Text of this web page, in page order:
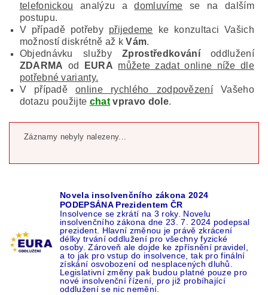
telefonickou analýzu adomluvíme se na dalším
postupu.
V případě potřeby přijedeme ke konzultaci Vašich
možností diskrétně až kVám.
Objednávku služby
Zprostředkováníoddlužení
ZDARMA od EURA můžete zadat online níže dle
potřebné varianty.
V případěonline rychlého zodpovězení Vašeho
dotazu použijte chatvpravo dole.
Záznamy nebyly nalezeny...
Novela insolvenčního zákona 2024
PODEPSÁNA Prezidentem ČR
Insolvence se zkrátí na 3 roky. Novelu
insolvenčního zákona dne 23. 7. 2024 podepsal
prezident. Hlavní změnou je právě zkrácení
délky trvání oddlužení pro všechny fyzické
osoby. Zároveň ale dojde ke zpřísnění pravidel,
a to jak pro vstup do insolvence, tak pro finální
získání osvobození od nesplacených dluhů.
Legislativní změny pak budou platné pouze pro
nové insolvenční řízení, pro již probíhající
oddlužení se nic nemění.